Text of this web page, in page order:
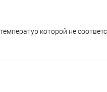
которой не